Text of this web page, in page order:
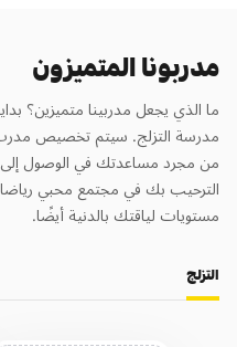
مدربونا المتميزون
ما الذي يجعل مدربينا متميزين؟
مدرسة التزلج. سيتم تخصيص مدرب
من مجرد مساعدتك في الوصول إلى
الترحيب بك في مجتمع محبي
مستويات لياقتك بالدنية أيضًا.
التزلج